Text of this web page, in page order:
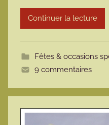
r
t
Continuer la lecture
Fêtes & occasions
9 commentaires